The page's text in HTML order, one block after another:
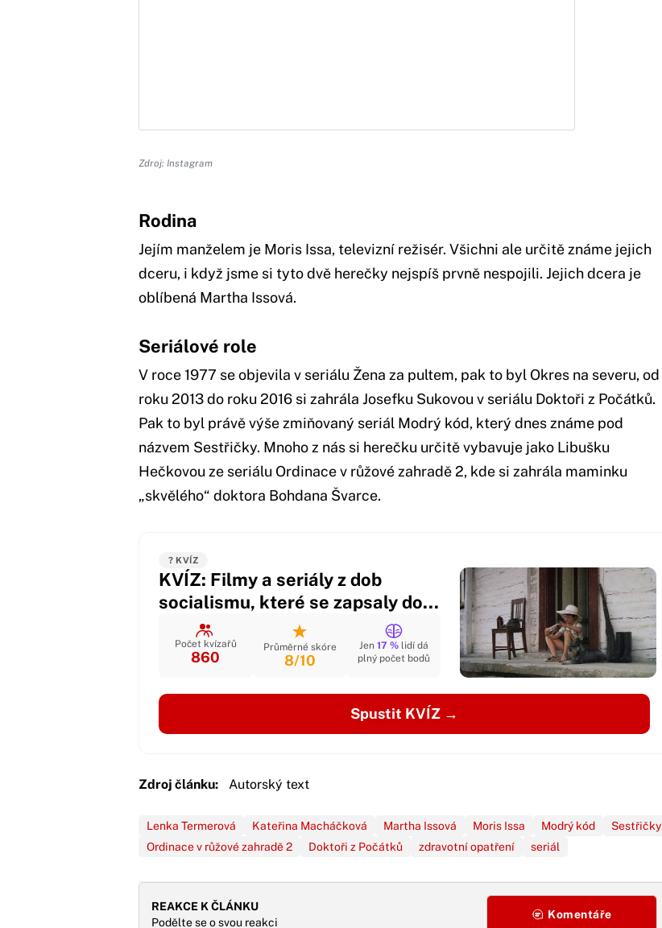
Zdroj: Instagram
Rodina
Jejím manželem je Moris Issa, televizní režisér. Všichni ale určitě známe jejich
dceru, i když jsme si tyto dvě herečky nejspíš prvně nespojili. Jejich dcera je
oblíbená Martha Issová.
Seriálové role
V roce 1977 se objevila v seriálu Žena za pultem, pak to byl Okres na severu, od
roku 2013 do roku 2016 si zahrála Josefku Sukovou v seriálu Doktoři z Počátků.
Pak to byl právě výše zmiňovaný seriál Modrý kód, který dnes známe pod
názvem Sestřičky. Mnoho z nás si herečku určitě vybavuje jako Libušku
Hečkovou ze seriálu Ordinace v růžové zahradě 2, kde si zahrála maminku
„skvělého“ doktora Bohdana Švarce.
? KVÍZ
KVÍZ: Filmy a seriály z dob
socialismu, které se zapsaly do...
Počet kvízařů
860
Průměrné skóre
8/10
Jen 17 %lidí dá
plný počet bodů
Spustit KVÍZ →
Zdroj článku: Autorský text
Lenka Termerová Kateřina Macháčková Martha Issová Moris Issa Modrý kód
Sestřičky
Ordinace v růžové zahradě 2
Doktoři z Počátků zdravotní opatření seriál
REAKCE K ČLÁNKU
Podělte se o svou reakci
Komentáře